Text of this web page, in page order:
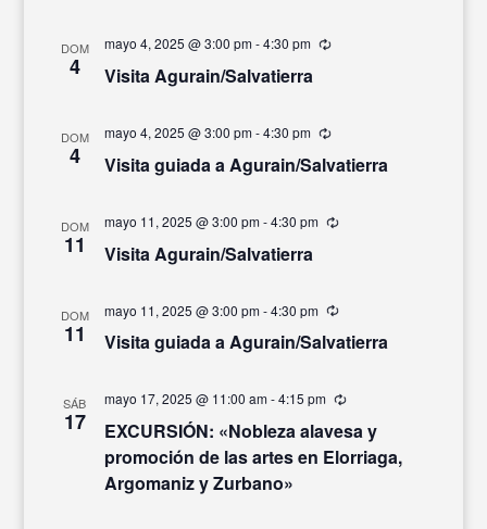
DOM
4 Visita Agurain/Salvatierra
mayo 4, 2025 @ 3:00 pm-4:30 pm Recurrente
DOM
4 Visita guiada a Agurain/Salvatierra
mayo 4, 2025 @ 3:00 pm-4:30 pm Recurrente
DOM
11 Visita Agurain/Salvatierra
mayo 11, 2025 @ 3:00 pm-4:30 pm Recurrente
DOM
11 Visita guiada a Agurain/Salvatierra
mayo 11, 2025 @ 3:00 pm-4:30 pm Recurrente
SÁB
17
EXCURSIÓN: «Nobleza alavesa y
promoción de las artes en Elorriaga,
Argomaniz y Zurbano»
mayo 17, 2025 @ 11:00 am-4:15 pm Recurrente